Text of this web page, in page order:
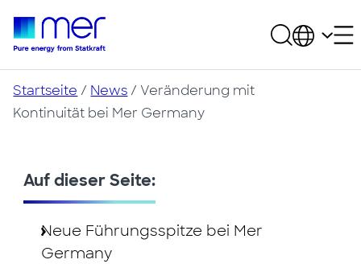
Startseite / News / Veränderung mit
Kontinuität bei Mer Germany
Auf dieser Seite:
Neue Führungsspitze bei Mer
Germany